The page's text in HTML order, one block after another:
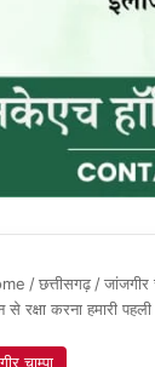
/छत्तीसगढ़ /जांजगीर
से रक्षा करना हमारी
चाम्पा